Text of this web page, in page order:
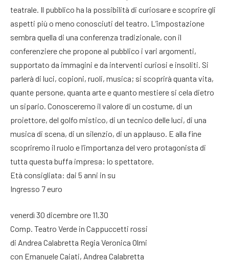
teatrale. Il pubblico ha la possibilità di curiosare e scoprire gli
aspetti più o meno conosciuti del teatro. L’impostazione
sembra quella di una conferenza tradizionale, con il
conferenziere che propone al pubblico i vari argomenti,
supportato da immagini e da interventi curiosi e insoliti. Si
parlerà di luci, copioni, ruoli, musica; si scoprirà quanta vita,
quante persone, quanta arte e quanto mestiere si cela dietro
un sipario. Conosceremo il valore di un costume, di un
proiettore, del golfo mistico, di un tecnico delle luci, di una
musica di scena, di un silenzio, di un applauso. E alla fine
scopriremo il ruolo e l’importanza del vero protagonista di
tutta questa buffa impresa: lo spettatore.
Età consigliata: dai 5 anni in su
Ingresso 7 euro
venerdì 30 dicembre ore 11.30
Comp. Teatro Verde in Cappuccetti rossi
di Andrea Calabretta Regia Veronica Olmi
con Emanuele Caiati, Andrea Calabretta